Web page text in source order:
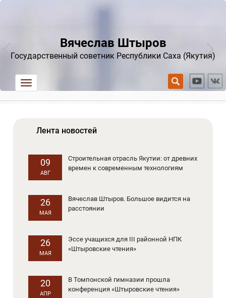
Вячеслав Штыров
Государственный советник Республики Саха (Якутия)
trk
Лента новостей
09
АВГ
Строительная отрасль Якутии: от древних
времен к современным технологиям
26
МАЯ
Вячеслав Штыров. Большое видится на
расстоянии
26
МАЯ
Эссе учащихся для III районной НПК
«Штыровские чтения»
20
АПР
В Томпонской гимназии прошла
конференция «Штыровские чтения»